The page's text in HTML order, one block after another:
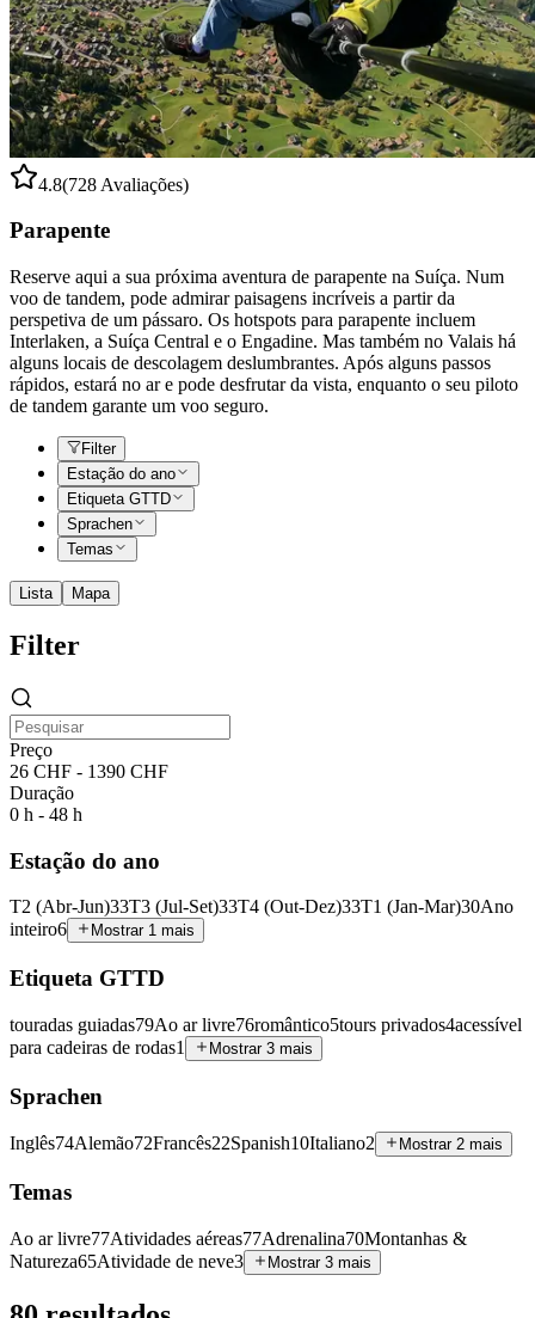
4.8(728 Avaliações)
Parapente
Reserve aqui a sua próxima aventura de parapente na Suíça. Num
voo de tandem, pode admirar paisagens incríveis a partir da
perspetiva de um pássaro. Os hotspots para parapente incluem
Interlaken, a Suíça Central e o Engadine. Mas também no Valais há
alguns locais de descolagem deslumbrantes. Após alguns passos
rápidos, estará no ar e pode desfrutar da vista, enquanto o seu piloto
de tandem garante um voo seguro.
Filter
Estação do ano
Etiqueta GTTD
Sprachen
Temas
Lista Mapa
Filter
Preço
26 CHF - 1390 CHF
Duração
0 h - 48 h
Estação do ano
T2 (Abr-Jun)33T3 (Jul-Set)33T4 (Out-Dez)33T1 (Jan-Mar)30Ano
inteiro6 Mostrar 1 mais
Etiqueta GTTD
touradas guiadas79Ao ar livre76romântico5tours privados4acessível
para cadeiras de rodas1 Mostrar 3 mais
Sprachen
Inglês74Alemão72Francês22Spanish10Italiano2 Mostrar 2 mais
Temas
Ao ar livre77Atividades aéreas77Adrenalina70Montanhas &
Natureza65Atividade de neve3 Mostrar 3 mais